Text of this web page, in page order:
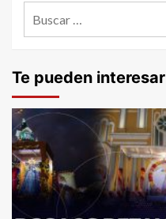
Te pueden interesar